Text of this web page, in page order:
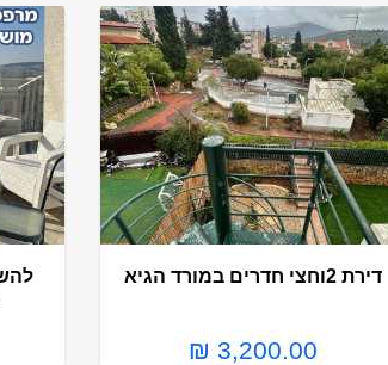
דירת 2וחצי חדרים במורד הגיא
3,200.00 ₪